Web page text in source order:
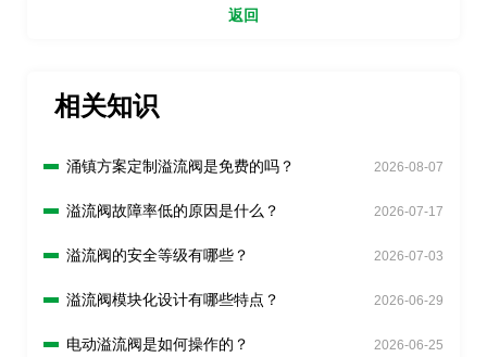
返回
相关知识
涌镇方案定制溢流阀是免费的吗？ 2026-08-07
溢流阀故障率低的原因是什么？ 2026-07-17
溢流阀的安全等级有哪些？ 2026-07-03
溢流阀模块化设计有哪些特点？ 2026-06-29
电动溢流阀是如何操作的？ 2026-06-25